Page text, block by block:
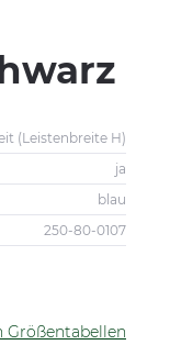
(Leistenbreite H)
ja
blau
250-80-0107
Größentabellen